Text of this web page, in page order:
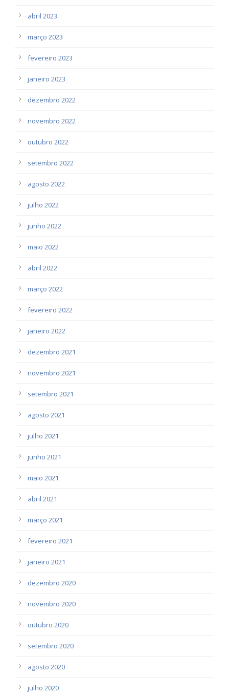
abril 2023
março 2023
fevereiro 2023
janeiro 2023
dezembro 2022
novembro 2022
outubro 2022
setembro 2022
agosto 2022
julho 2022
junho 2022
maio 2022
abril 2022
março 2022
fevereiro 2022
janeiro 2022
dezembro 2021
novembro 2021
setembro 2021
agosto 2021
julho 2021
junho 2021
maio 2021
abril 2021
março 2021
fevereiro 2021
janeiro 2021
dezembro 2020
novembro 2020
outubro 2020
setembro 2020
agosto 2020
julho 2020